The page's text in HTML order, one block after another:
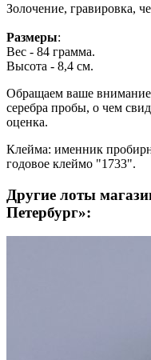
Золочение, гравировка,
Размеры:
Вес - 84 грамма.
Высота - 8,4 см.
Обращаем ваше внимание
серебра пробы, о чем
оценка.
Клейма: именник
годовое клеймо "1733".
Другие лоты
Петербург»: